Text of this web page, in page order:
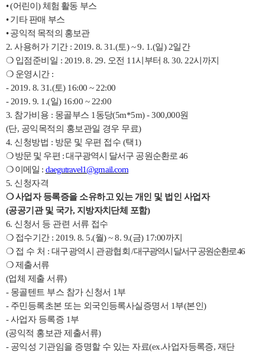
•(어린이) 체험 활동 부스
•기타 판매 부스
•공익적 목적의 홍보관
2.사용허가 기간 : 2019. 8. 31.(토) ~ 9. 1.(일) 2일간
❍ 입점준비일 : 2019. 8. 29. 오전 11시부터 8. 30. 22시까지
❍ 운영시간 :
- 2019. 8. 31.(토) 16:00 ~ 22:00
- 2019. 9. 1.(일) 16:00 ~ 22:00
3. 참가비용 : 몽골부스 1 동당(5m*5m) - 300,000원
(단, 공익목적의 홍보관일 경우 무료)
4. 신청방법 : 방문 및 우편 접수 (택1)
❍방문 및 우편 :대구광역시 달서구 공원순환로 46
❍이메일 : daegutravel1@gmail.com
5. 신청자격
❍ 사업자 등록증을 소유하고 있는 개인 및 법인 사업자
(공공기관 및 국가, 지방자치단체 포함)
6. 신청서 등 관련 서류 접수
❍ 접수기간 : 2019. 8. 5.(월) ~ 8. 9.(금) 17:00까지
❍ 접 수 처 : 대구광역시 관광협회 /대구광역시 달서구 공원순환로46
❍제출서류
(업체 제출 서류)
- 몽골텐트 부스 참가 신청서 1부
- 주민등록초본 또는 외국인등록사실증명서 1부(본인)
-사업자 등록증 1부
(공익적 홍보관 제출서류)
- 공익성 기관임을 증명할 수 있는 자료(ex.사업자등록증, 재단